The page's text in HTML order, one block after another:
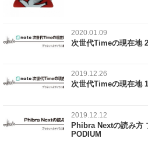
2020.01.09
次世代Timeの現在地 2
2019.12.26
次世代Timeの現在地 1
2019.12.12
Phibra Nextの読み方
PODIUM